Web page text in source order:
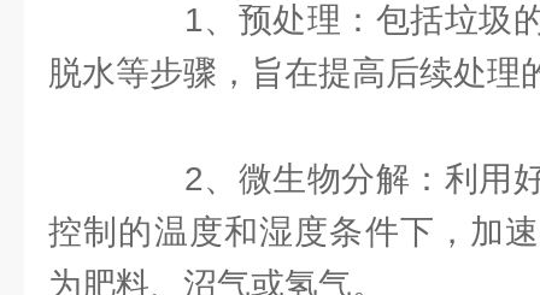
1、预处理：包括垃圾的
脱水等步骤，旨在提高后续处理
2、微生物分解：利用好
控制的温度和湿度条件下，加
为肥料、沼气或氢气。